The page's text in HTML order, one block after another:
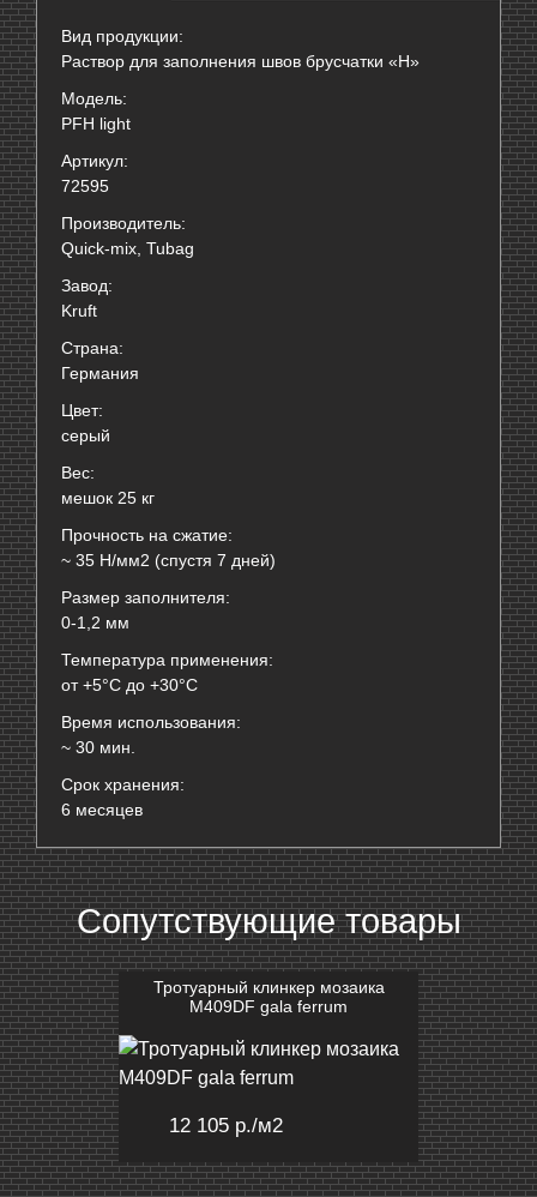
Вид продукции:
Раствор для заполнения швов брусчатки «H»
Модель:
PFH light
Артикул:
72595
Производитель:
Quick-mix, Tubag
Завод:
Kruft
Страна:
Германия
Цвет:
серый
Вес:
мешок 25 кг
Прочность на сжатие:
~ 35 Н/мм2 (спустя 7 дней)
Размер заполнителя:
0-1,2 мм
Температура применения:
от +5°С до +30°С
Время использования:
~ 30 мин.
Срок хранения:
6 месяцев
Сопутствующие товары
Тротуарный клинкер мозаика
M409DF gala ferrum
12 105 р./м2